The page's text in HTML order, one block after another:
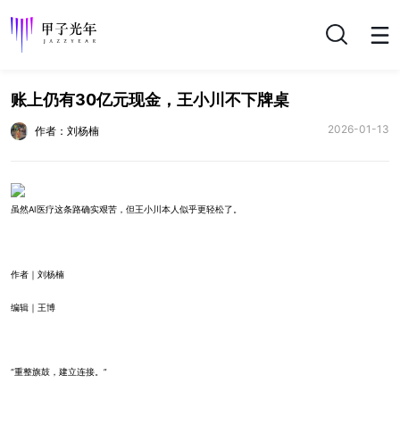
搜索
账上仍有30亿元现金，王小川不下牌桌
作者：刘杨楠 2026-01-13
虽然AI医疗这条路确实艰苦，但王小川本人似乎更轻松了。
作者｜刘杨楠
编辑｜王博
“重整旗鼓，建立连接。”